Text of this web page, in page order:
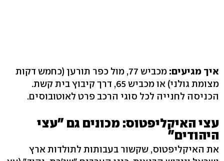
איך מגיעים:
מכביש 77, מול כפר תורען (כחמש דקות
מצומת גולני) או מכביש 65, דרך קיבוץ בית קשת.
הכניסה לחנייה לכל סוגי הרכב פרט לאוטובוסים.
עצי האיקליפטוס: מכונים גם "עצי
היהודים"
את האיקליפטוס, שקשור בעבותות לתולדות ארץ